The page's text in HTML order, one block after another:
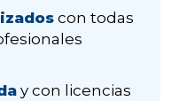
con todas
y con licencias